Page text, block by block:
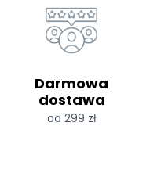
Darmowa
dostawa
od 299 zł